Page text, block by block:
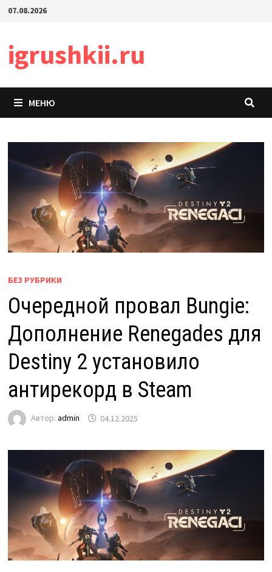
Перейти
07.08.2026
igrushkii.ru
МЕНЮ
БЕЗ РУБРИКИ
Очередной провал Bungie:
Дополнение Renegades для
Destiny 2 установило
антирекорд в Steam
Автор: admin 04.12.2025